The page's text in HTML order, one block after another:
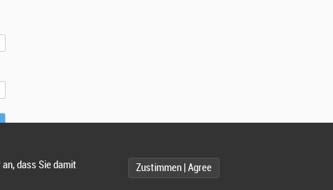
Zustimmen | Agree
dass Sie damit